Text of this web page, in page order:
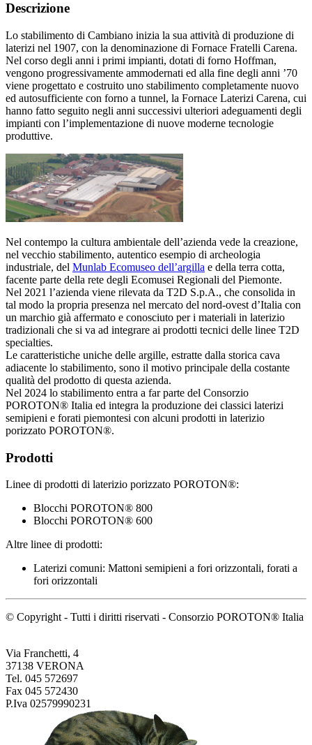
Descrizione
Lo stabilimento di Cambiano inizia la sua attività di produzione di
laterizi nel 1907, con la denominazione di Fornace Fratelli Carena.
Nel corso degli anni i primi impianti, dotati di forno Hoffman,
vengono progressivamente ammodernati ed alla fine degli anni ’70
viene progettato e costruito uno stabilimento completamente nuovo
ed autosufficiente con forno a tunnel, la Fornace Laterizi Carena, cui
hanno fatto seguito negli anni successivi ulteriori adeguamenti degli
impianti con l’implementazione di nuove moderne tecnologie
produttive.
Nel contempo la cultura ambientale dell’azienda vede la creazione,
nel vecchio stabilimento, autentico esempio di archeologia
industriale, del Munlab Ecomuseo dell’argilla e della terra cotta,
facente parte della rete degli Ecomusei Regionali del Piemonte.
Nel 2021 l’azienda viene rilevata da T2D S.p.A., che consolida in
tal modo la propria presenza nel mercato del nord-ovest d’Italia con
un marchio già affermato e conosciuto per i materiali in laterizio
tradizionali che si va ad integrare ai prodotti tecnici delle linee T2D
specialties.
Le caratteristiche uniche delle argille, estratte dalla storica cava
adiacente lo stabilimento, sono il motivo principale della costante
qualità del prodotto di questa azienda.
Nel 2024 lo stabilimento entra a far parte del Consorzio
POROTON® Italia ed integra la produzione dei classici laterizi
semipieni e forati piemontesi con alcuni prodotti in laterizio
porizzato POROTON®.
Prodotti
Linee di prodotti di laterizio porizzato POROTON®:
Blocchi POROTON® 800
Blocchi POROTON® 600
Altre linee di prodotti:
Laterizi comuni: Mattoni semipieni a fori orizzontali, forati a
fori orizzontali
© Copyright - Tutti i diritti riservati - Consorzio POROTON® Italia
Via Franchetti, 4
37138 VERONA
Tel. 045 572697
Fax 045 572430
P.Iva 02579990231